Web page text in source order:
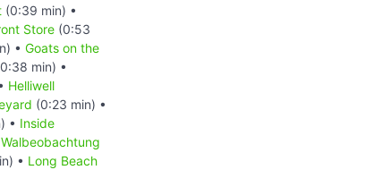
(0:39 min) •
Store (0:53
• Goats on the
min) •
Helliwell
(0:23 min) •
• Inside
Walbeobachtung
• Long Beach